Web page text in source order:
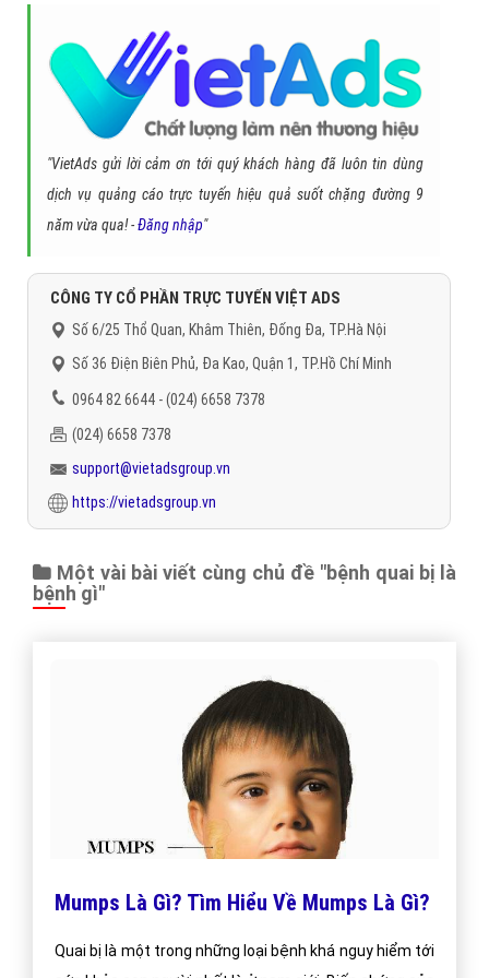
"VietAds gửi lời cảm ơn tới quý khách hàng đã luôn tin dùng
dịch vụ quảng cáo trực tuyến hiệu quả suốt chặng đường 9
năm vừa qua! -Đăng nhập"
CÔNG TY CỔ PHẦN TRỰC TUYẾN VIỆT ADS
Số 6/25 Thổ Quan, Khâm Thiên, Đống Đa, TP.Hà Nội
Số 36 Điện Biên Phủ, Đa Kao, Quận 1, TP.Hồ Chí Minh
0964 82 6644 - (024) 6658 7378
(024) 6658 7378
support@vietadsgroup.vn
https://vietadsgroup.vn
Một vài bài viết cùng chủ đề "bệnh quai bị là
bệnh gì"
Mumps Là Gì? Tìm Hiểu Về Mumps Là Gì?
Quai bị là một trong những loại bệnh khá nguy hiểm tới